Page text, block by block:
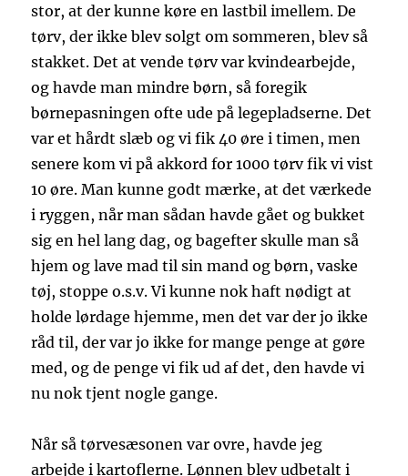
stor, at der kunne køre en lastbil imellem. De
tørv, der ikke blev solgt om sommeren, blev så
stakket. Det at vende tørv var kvindearbejde,
og havde man mindre børn, så foregik
børnepasningen ofte ude på legepladserne. Det
var et hårdt slæb og vi fik 40 øre i timen, men
senere kom vi på akkord for 1000 tørv fik vi vist
10 øre. Man kunne godt mærke, at det værkede
i ryggen, når man sådan havde gået og bukket
sig en hel lang dag, og bagefter skulle man så
hjem og lave mad til sin mand og børn, vaske
tøj, stoppe o.s.v. Vi kunne nok haft nødigt at
holde lørdage hjemme, men det var der jo ikke
råd til, der var jo ikke for mange penge at gøre
med, og de penge vi fik ud af det, den havde vi
nu nok tjent nogle gange.
Når så tørvesæsonen var ovre, havde jeg
arbejde i kartoflerne. Lønnen blev udbetalt i